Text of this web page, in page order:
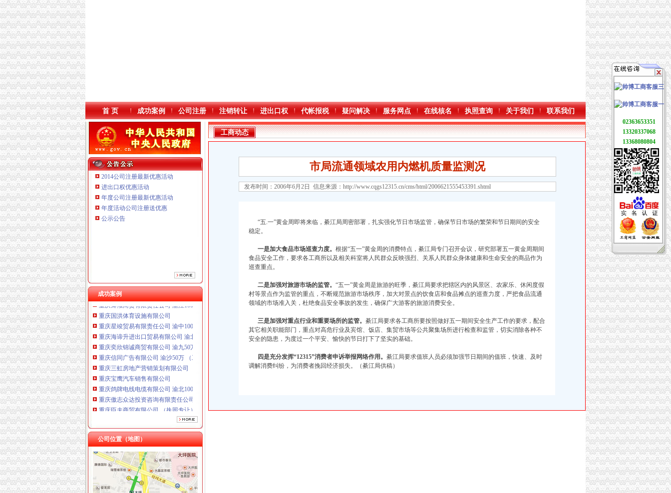
本站导航
首 页 成功案例 公司注册 注销转让 进出口权 代帐报税 疑问解决 服务网点 在线核名 执照查询 关于我们 联系我们
2014公司注册最新优惠活动
进出口权优惠活动
年度公司注册最新优惠活动
年度活动公司注册送优惠
公示公告
成功案例
重庆傲志众达投资咨询有限责任公司 渝九1000万 （增资）
重庆臣夫商贸有限公司 （执照专让）
重庆卿倾商贸有限责任公司 渝江100万 （工商注册）
重庆国洪体育设施有限公司
重庆星竣贸易有限责任公司 渝中100万 （进出口权）
重庆海谛升进出口贸易有限公司 渝北100万 （进出口权）
重庆奕欣锦诚商贸有限公司 渝九50万 （工商注册）
重庆信同广告有限公司 渝沙50万 （工商注册）
重庆三虹房地产营销策划有限公司
重庆宝鹰汽车销售有限公司
重庆鸽牌电线电缆有限公司 渝北10010万 (进出口权)
重庆傲志众达投资咨询有限责任公司 渝九1000万 （增资）
重庆臣夫商贸有限公司 （执照专让）
重庆卿倾商贸有限责任公司 渝江100万 （工商注册）
重庆星竣贸易有限责任公司 渝中100万 （进出口权）
重庆海谛升进出口贸易有限公司 渝北100万 （进出口权）
重庆奕欣锦诚商贸有限公司 渝九50万 （工商注册）
重庆信同广告有限公司 渝沙50万 （工商注册）
重庆三虹房地产营销策划有限公司
重庆宝鹰汽车销售有限公司
公司位置（地图）
工商动态
纪检组长王兴华到城口开展调研
丰都局怎么注册一般纳税人三措并举切实推进转型时期信息调研工作
梁平局消委六项措施推进“黄金周”一般纳税人认定标准维权工作
江津局代办一般纳税人四个坚持狠抓机关作风建设
荣昌局怎么注册一般纳税人突出重点认真开展农机护农专项理行动
巴南局认真达全市一般纳税人认定标准工商工作会议精
工商动态
市局流通领域农用内燃机质量监测况
发布时间：2006年6月2日 信息来源： http://www.cqgs12315.cn/cms/html/2006621555453391.shtml
“五.一”黄金周即将来临，綦江局周密部署，扎实强化节日市场监管，确保节日市场的繁荣和节日期间的安全
稳定。
一是加大食品市场巡查力度。 根据“五一”黄金周的消费特点，綦江局专门召开会议，研究部署五一黄金周期间
食品安全工作，要求各工商所以及相关科室将人民群众反映强烈、关系人民群众身体健康和生命安全的商品作为
巡查重点。
二是加强对旅游市场的监管。 “五一”黄金周是旅游的旺季，綦江局要求把辖区内的风景区、农家乐、休闲度假
村等景点作为监管的重点，不断规范旅游市场秩序，加大对景点的饮食店和食品摊点的巡查力度，严把食品流通
领域的市场准入关，杜绝食品安全事故的发生，确保广大游客的旅游消费安全。
三是加强对重点行业和重要场所的监管。 綦江局要求各工商所要按照做好五一期间安全生产工作的要求，配合
其它相关职能部门，重点对高危行业及宾馆、饭店、集贸市场等公共聚集场所进行检查和监管，切实消除各种不
安全的隐患，为度过一个平安、愉快的节日打下了坚实的基础。
四是充分发挥“12315”消费者申诉举报网络作用。 綦江局要求值班人员必须加强节日期间的值班，快速、及时
调解消费纠纷，为消费者挽回经济损失。（綦江局供稿）
02363653351
13320337068
13368080804